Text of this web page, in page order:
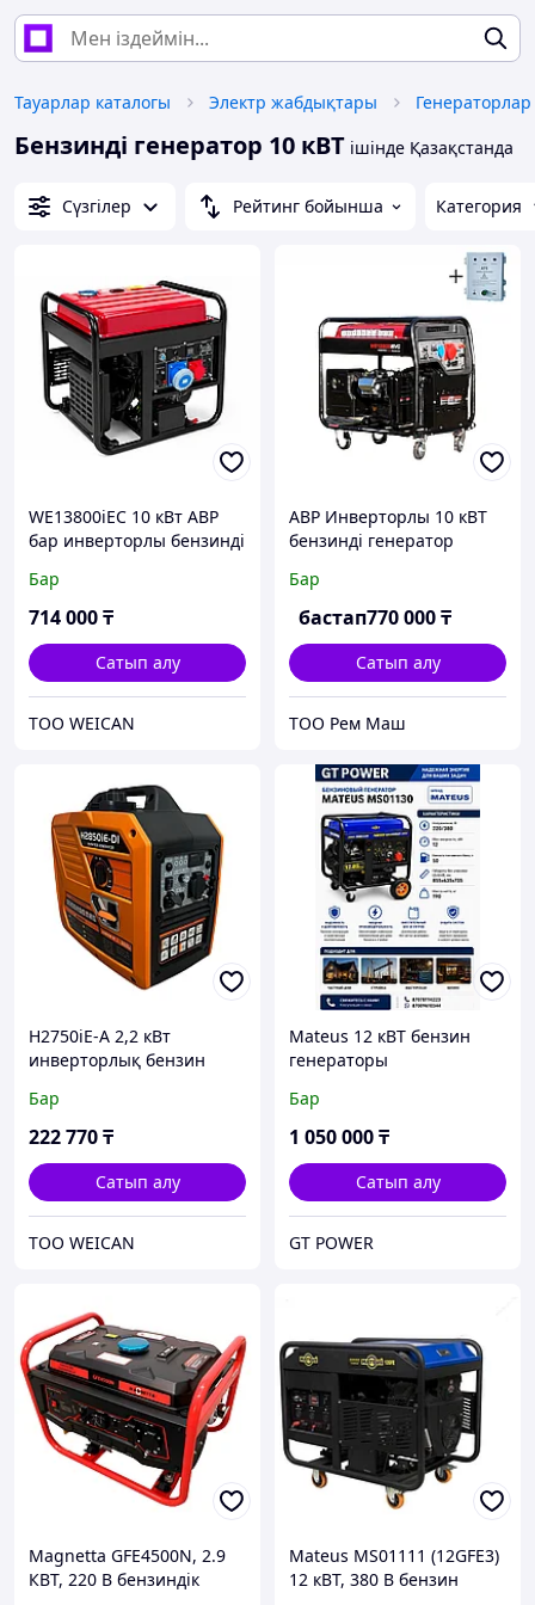
Тауарлар каталогы Электр жабдықтары
Бензинді генератор 10 кВТ ішінде Қазақстанда
Сүзгілер Рейтинг бойынша Категория
WE13800iEC 10 кВт АВР
бар инверторлы бензинді
Бар
714 000₸
Сатып алу
ТОО WEICAN
АВР Инверторлы 10 кВТ
бензинді генератор
Бар
бастап770 000₸
Сатып алу
ТОО Рем Маш
H2750iE-A 2,2 кВт
инверторлық бензин
Бар
222 770₸
Сатып алу
ТОО WEICAN
Mateus 12 кВТ бензин
генераторы
Бар
1 050 000₸
Сатып алу
GT POWER
Magnetta GFE4500N, 2.9
КВТ, 220 В бензиндік
Mateus MS01111 (12GFE3)
12 кВТ, 380 В бензин